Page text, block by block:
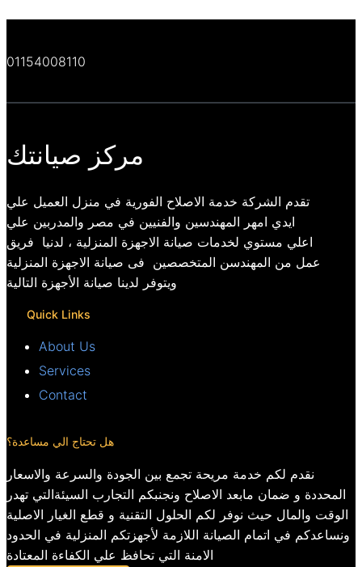
01154008110
مركز صيانتك
تقدم الشركة خدمة الاصلاح الفورية في منزل العميل علي
ايدي امهر المهندسين والفنيين في مصر والمدربين علي
اعلي مستوي لخدمات صيانة الاجهزة المنزلية ، لدنيا فريق
عمل من المهندسن المتخصصين فى صيانة الاجهزة المنزلية
ويتوفر لدينا صيانة الأجهزة التالية
Quick Links
About Us
Services
Contact
هل تحتاج الي مساعدة؟
نقدم لكم خدمة مريحة تجمع بين الجودة والسرعة والاسعار
المحددة و ضمان مابعد الاصلاح ونجنبكم التجارب السيئةالتي تهدر
الوقت والمال حيث نوفر لكم الحلول التقنية و قطع الغيار الاصلية
ونساعدكم في اتمام الصيانة اللازمة لأجهزتكم المنزلية في الحدود
الامنة التي تحافظ علي الكفاءة المعتادة